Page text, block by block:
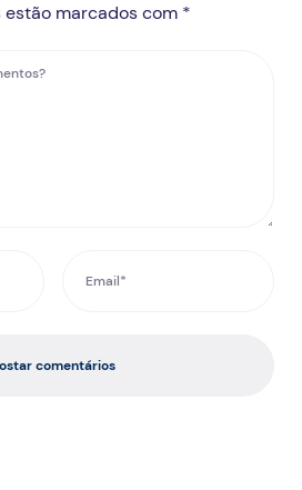
marcados com *
comentários